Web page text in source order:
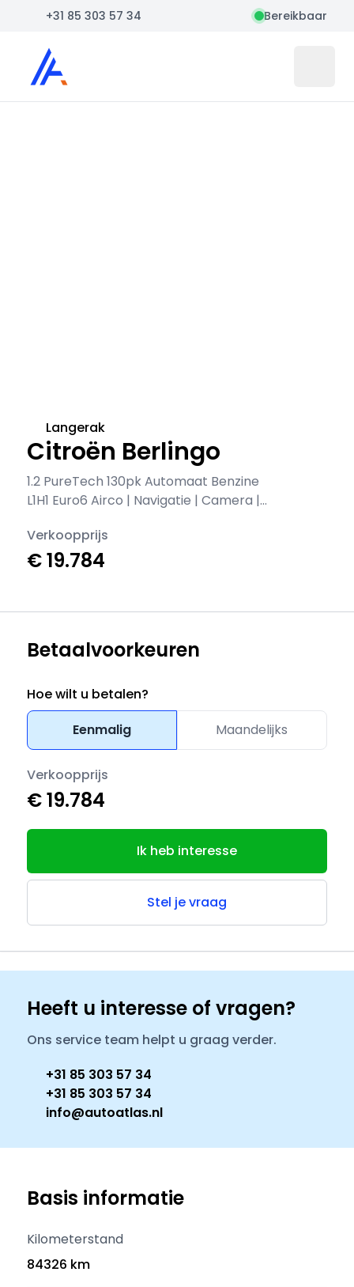
+31 85 303 57 34 Bereikbaar
Auto Atlas
Citroën Berlingo
1.2 PureTech 130pk Automaat Benzine
L1H1 Euro6 Airco | Navigatie | Camera |
Langerak
Verkoopprijs
€ 19.784
Betaalvoorkeuren
Hoe wilt u betalen?
Eenmalig
Maandelijks
Verkoopprijs
€ 19.784
Ik heb interesse
Stel je vraag
Heeft u interesse of vragen?
Ons service team helpt u graag verder.
+31 85 303 57 34
+31 85 303 57 34
info@autoatlas.nl
Basis informatie
Kilometerstand
84326 km